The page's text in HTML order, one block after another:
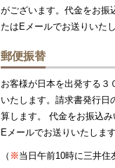
がございます。代金をお振
たはEメールでお送りいたし
郵便振替
お客様が日本を出発する３
いたします。請求書発行日
算します。 代金をお振込
Eメールでお送りいたします
（ ※当日午前10時に三井住